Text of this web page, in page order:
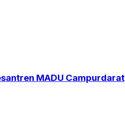
MADU Campurdarat